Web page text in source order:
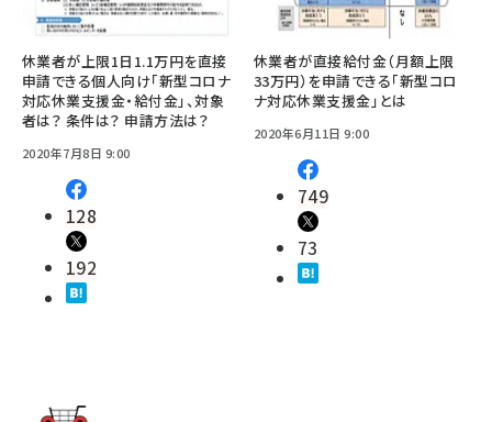
休業者が上限1日1.1万円を直接
申請できる個人向け「新型コロナ
対応休業支援金・給付金」、対象
者は？ 条件は？ 申請方法は？
2020年7月8日 9:00
128
192
休業者が直接給付金（月額上限
33万円）を申請できる「新型コロ
ナ対応休業支援金」とは
2020年6月11日 9:00
749
73